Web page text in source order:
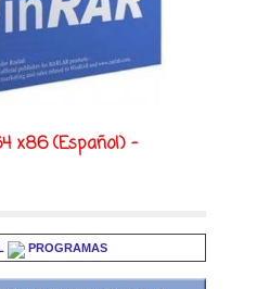
x86 (Español) -
PROGRAMAS